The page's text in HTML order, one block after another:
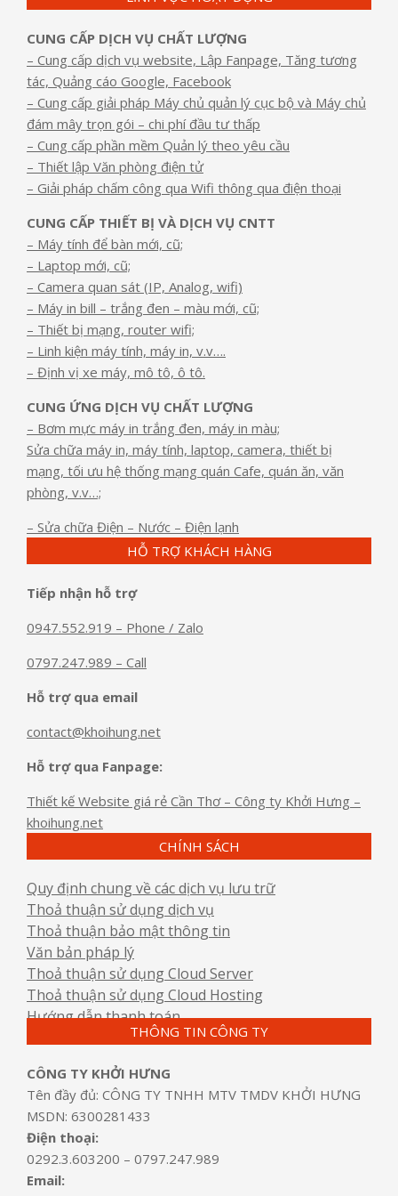
CUNG CẤP DỊCH VỤ CHẤT LƯỢNG
– Cung cấp dịch vụ website, Lập Fanpage, Tăng tương
tác, Quảng cáo Google, Facebook
– Cung cấp giải pháp Máy chủ quản lý cục bộ và Máy chủ
đám mây trọn gói – chi phí đầu tư thấp
– Cung cấp phần mềm Quản lý theo yêu cầu
– Thiết lập Văn phòng điện tử
– Giải pháp chấm công qua Wifi thông qua điện thoại
CUNG CẤP THIẾT BỊ VÀ DỊCH VỤ CNTT
– Máy tính để bàn mới, cũ;
– Laptop mới, cũ;
– Camera quan sát (IP, Analog, wifi)
– Máy in bill – trắng đen – màu mới, cũ;
– Thiết bị mạng, router wifi;
– Linh kiện máy tính, máy in, v.v….
– Định vị xe máy, mô tô, ô tô.
CUNG ỨNG DỊCH VỤ CHẤT LƯỢNG
– Bơm mực máy in trắng đen, máy in màu;
Sửa chữa máy in, máy tính, laptop, camera, thiết bị
mạng, tối ưu hệ thống mạng quán Cafe, quán ăn, văn
phòng, v.v…;
– Sửa chữa Điện – Nước – Điện lạnh
HỖ TRỢ KHÁCH HÀNG
Tiếp nhận hỗ trợ
0947.552.919 – Phone / Zalo
0797.247.989 – Call
Hỗ trợ qua email
contact@khoihung.net
Hỗ trợ qua Fanpage:
Thiết kế Website giá rẻ Cần Thơ – Công ty Khởi Hưng –
khoihung.net
CHÍNH SÁCH
Quy định chung về các dịch vụ lưu trữ
Thoả thuận sử dụng dịch vụ
Thoả thuận bảo mật thông tin
Văn bản pháp lý
Thoả thuận sử dụng Cloud Server
Thoả thuận sử dụng Cloud Hosting
Hướng dẫn thanh toán
THÔNG TIN CÔNG TY
CÔNG TY KHỞI HƯNG
Tên đầy đủ: CÔNG TY TNHH MTV TMDV KHỞI HƯNG
MSDN: 6300281433
Điện thoại:
0292.3.603200 – 0797.247.989
Email: